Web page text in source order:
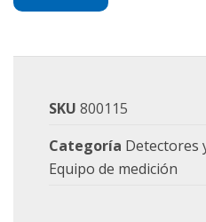
SKU 800115
Categoría Detectores
Equipo de medición